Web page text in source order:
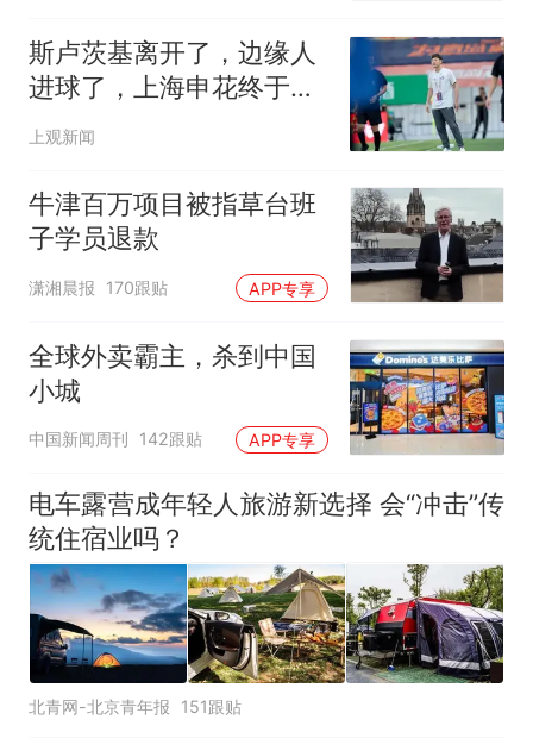
斯卢茨基离开了，边缘人
进球了，上海申花终于止
住中超三连败颓势
上观新闻
牛津百万项目被指草台班
子学员退款
潇湘晨报 170跟贴 APP专享
全球外卖霸主，杀到中国
小城
中国新闻周刊 142跟贴 APP专享
电车露营成年轻人旅游新选择 会“冲击”传
统住宿业吗？
北青网-北京青年报 151跟贴